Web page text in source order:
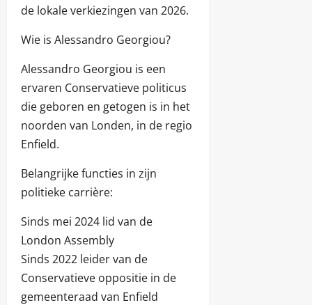
de lokale verkiezingen van 2026.
Wie is Alessandro Georgiou?
Alessandro Georgiou is een
ervaren Conservatieve politicus
die geboren en getogen is in het
noorden van Londen, in de regio
Enfield.
Belangrijke functies in zijn
politieke carrière:
Sinds mei 2024 lid van de
London Assembly
Sinds 2022 leider van de
Conservatieve oppositie in de
gemeenteraad van Enfield